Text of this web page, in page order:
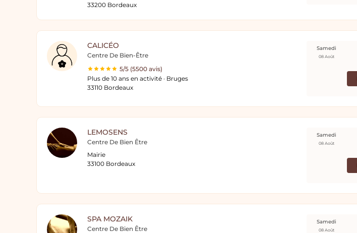
33200 Bordeaux
CALICÉO
Centre De Bien-Être
5/5 (5500 avis)
Plus de 10 ans en activité · Bruges
33110 Bordeaux
Samedi
08 Août
LEMOSENS
Centre De Bien Être
Mairie
33100 Bordeaux
Samedi
08 Août
SPA MOZAIK
Centre De Bien Être
Samedi
08 Août